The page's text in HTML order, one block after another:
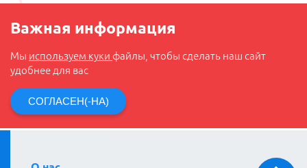
Важная информация
Мы используем куки файлы, чтобы сделать наш сайт
удобнее для вас
СОГЛАСЕН(-НА)